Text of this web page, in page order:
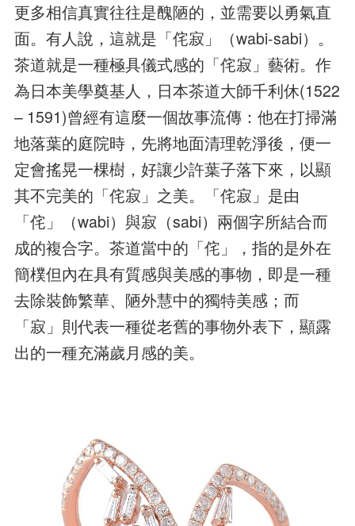
更多相信真實往往是醜陋的，並需要以勇氣直
面。有人說，這就是「侘寂」（wabi-sabi）。
茶道就是一種極具儀式感的「侘寂」藝術。作
為日本美學奠基人，日本茶道大師千利休(1522
– 1591)曾經有這麼一個故事流傳：他在打掃滿
地落葉的庭院時，先將地面清理乾淨後，便一
定會搖晃一棵樹，好讓少許葉子落下來，以顯
其不完美的「侘寂」之美。「侘寂」是由
「侘」（wabi）與寂（sabi）兩個字所結合而
成的複合字。茶道當中的「侘」，指的是外在
簡樸但內在具有質感與美感的事物，即是一種
去除裝飾繁華、陋外慧中的獨特美感；而
「寂」則代表一種從老舊的事物外表下，顯露
出的一種充滿歲月感的美。